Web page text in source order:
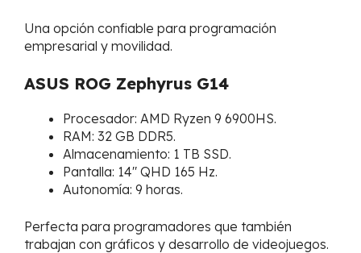
Una opción confiable para programación
empresarial y movilidad.
ASUS ROG Zephyrus G14
Procesador: AMD Ryzen 9 6900HS.
RAM: 32 GB DDR5.
Almacenamiento: 1 TB SSD.
Pantalla: 14″ QHD 165 Hz.
Autonomía: 9 horas.
Perfecta para programadores que también
trabajan con gráficos y desarrollo de videojuegos.